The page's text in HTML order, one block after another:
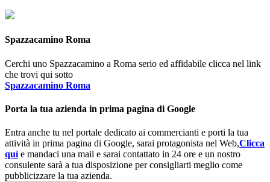
Spazzacamino Roma
Cerchi uno Spazzacamino a Roma serio ed affidabile clicca nel link
che trovi qui sotto
Spazzacamino Roma
Porta la tua azienda in prima pagina di Google
Entra anche tu nel portale dedicato ai commercianti e porti la tua
attività in prima pagina di Google, sarai protagonista nel Web,Clicca
quì e mandaci una mail e sarai contattato in 24 ore e un nostro
consulente sarà a tua disposizione per consigliarti meglio come
pubblicizzare la tua azienda.